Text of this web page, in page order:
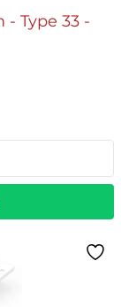
- Type 33 -